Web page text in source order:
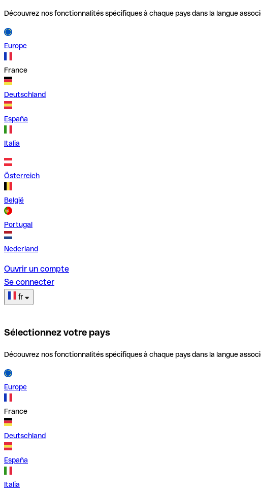
Découvrez nos fonctionnalités spécifiques à chaque pays dans la langue
Europe
France
Deutschland
España
Italia
Österreich
België
Portugal
Nederland
Ouvrir un compte
Se connecter
fr
Sélectionnez votre pays
Découvrez nos fonctionnalités spécifiques à chaque pays dans la langue
Europe
France
Deutschland
España
Italia